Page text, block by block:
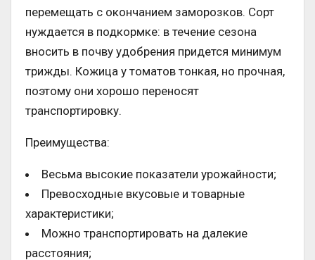
перемещать с окончанием заморозков. Сорт
нуждается в подкормке: в течение сезона
вносить в почву удобрения придется минимум
трижды. Кожица у томатов тонкая, но прочная,
поэтому они хорошо переносят
транспортировку.
Преимущества:
Весьма высокие показатели урожайности;
Превосходные вкусовые и товарные
характеристики;
Можно транспортировать на далекие
расстояния;